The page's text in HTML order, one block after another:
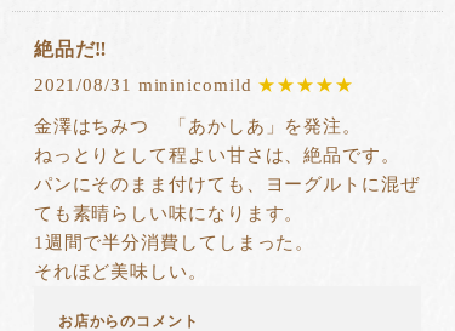
絶品だ‼️
2021/08/31 mininicomild ★★★★★
金澤はちみつ 「あかしあ」を発注。
ねっとりとして程よい甘さは、絶品です。
パンにそのまま付けても、ヨーグルトに混ぜ
ても素晴らしい味になります。
1週間で半分消費してしまった。
それほど美味しい。
お店からのコメント